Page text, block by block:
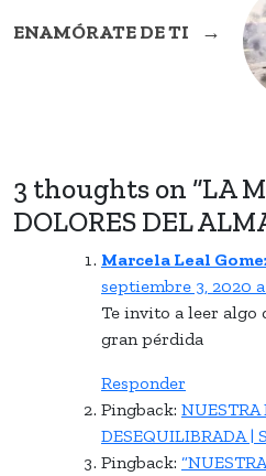
ENAMÓRATE DE TI →
3 thoughts on “LA
DOLORES DEL
Marcela Leal
septiembre 3, 2020
Te invito a leer algo
gran pérdida
Responder
Pingback: NUESTRA
DESEQUILIBRADA |
Pingback: